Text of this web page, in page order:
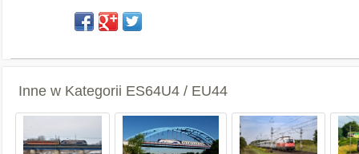
Inne w Kategorii ES64U4 / EU44